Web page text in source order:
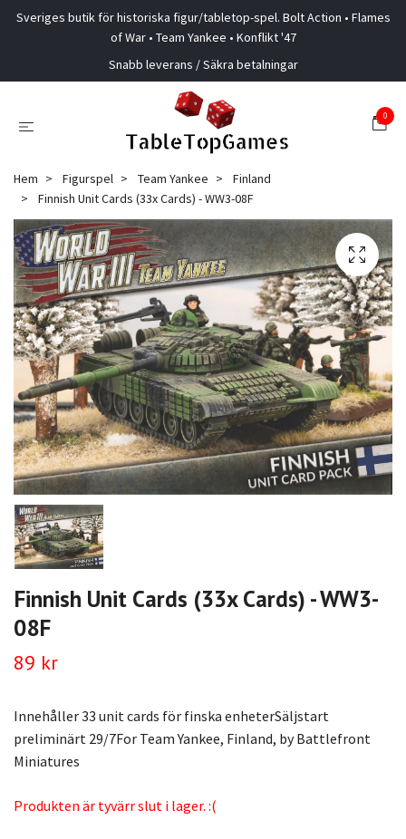
Sveriges butik för historiska figur/tabletop-spel. Bolt Action • Flames
of War • Team Yankee • Konflikt '47
Snabb leverans / Säkra betalningar
0
Hem Figurspel Team Yankee
Finland
Finnish Unit Cards (33x Cards) - WW3-08F
Finnish Unit Cards (33x Cards) - WW3-
08F
89 kr
Innehåller 33 unit cards för finska enheterSäljstart
preliminärt 29/7For Team Yankee, Finland, by Battlefront
Miniatures
Produkten är tyvärr slut i lager. :(